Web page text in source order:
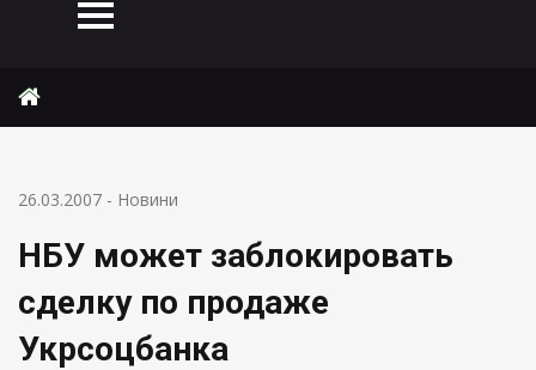
НБУ может заблокировать сделку по продаже Укрсоцбанка
26.03.2007 - Новини
НБУ может заблокировать
сделку по продаже
Укрсоцбанка